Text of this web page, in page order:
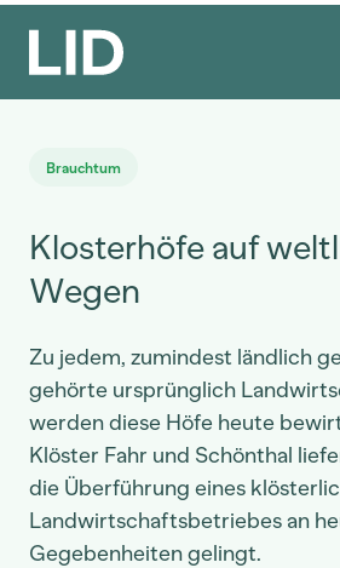
Brauchtum
Klosterhöfe auf
Wegen
Zu jedem, zumindest ländlich
gehörte ursprünglich
werden diese Höfe heute
Klöster Fahr und Schönthal
die Überführung eines
Landwirtschaftsbetriebes an
Gegebenheiten gelingt.